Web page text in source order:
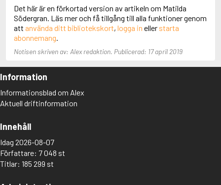
Det här är en förkortad version av artikeln om Matilda
Södergran. Läs mer och få tillgång till alla funktioner genom
att använda ditt bibliotekskort, logga in eller starta
abonnemang
Notisen skriven av: Alex redaktion. Publicerad: 17 april 2019
Information
Informationsblad om Alex
Aktuell driftinformation
Innehåll
Idag 2026-08-07
Författare: 7 048 st
Titlar: 185 299 st